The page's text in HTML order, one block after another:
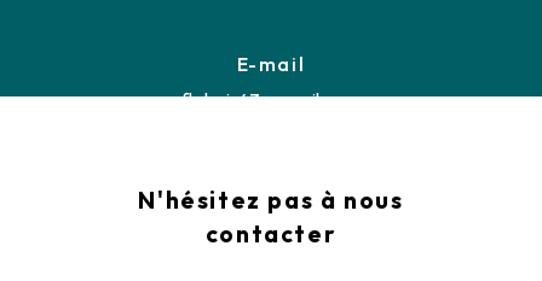
E-mail
fb.bois43@gmail.com
N'hésitez pas à nous
contacter